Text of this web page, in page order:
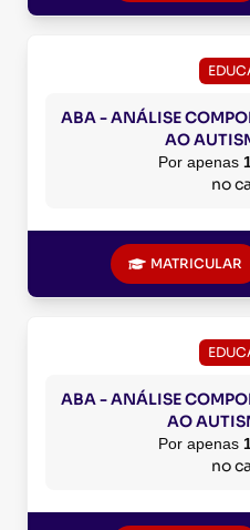
ABA - ANÁLISE
AO
Por apenas
no
MATRICULAR
ABA - ANÁLISE
AO
Por apenas
no